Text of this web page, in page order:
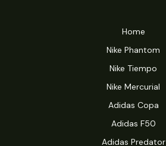
Home
Nike Phantom
Nike Tiempo
Nike Mercurial
Adidas Copa
Adidas F50
Adidas Predator